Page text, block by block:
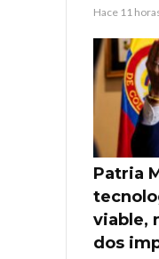
Hace 11
Patria
viable,
dos